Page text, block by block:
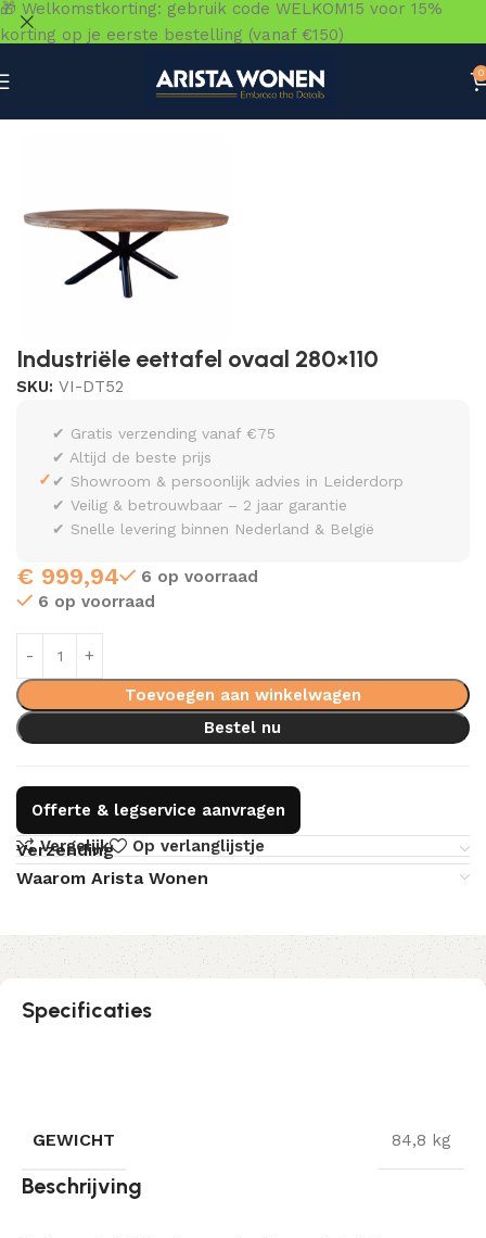
0
Industriële eettafel ovaal 280×110
SKU: VI-DT52
✓
✔ Gratis verzending vanaf €75
✔ Altijd de beste prijs
✔ Showroom & persoonlijk advies in Leiderdorp
✔ Veilig & betrouwbaar – 2 jaar garantie
✔ Snelle levering binnen Nederland & België
€ 999,94
6 op voorraad
6 op voorraad
Toevoegen aan winkelwagen
Bestel nu
Offerte & legservice aanvragen
Vergelijk
Op verlanglijstje
Verzending
Waarom Arista Wonen
Specificaties
GEWICHT 84,8 kg
Beschrijving
🎁 Welkomstkorting: gebruik code WELKOM15 voor 15%
korting op je eerste bestelling (vanaf €150)